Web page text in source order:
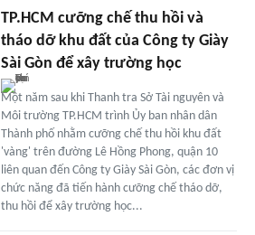
TP.HCM cưỡng chế thu hồi và
tháo dỡ khu đất của Công ty Giày
Sài Gòn để xây trường học
Một năm sau khi Thanh tra Sở Tài nguyên và
Môi trường TP.HCM trình Ủy ban nhân dân
Thành phố nhằm cưỡng chế thu hồi khu đất
'vàng' trên đường Lê Hồng Phong, quận 10
liên quan đến Công ty Giày Sài Gòn, các đơn vị
chức năng đã tiến hành cưỡng chế tháo dỡ,
thu hồi để xây trường học...